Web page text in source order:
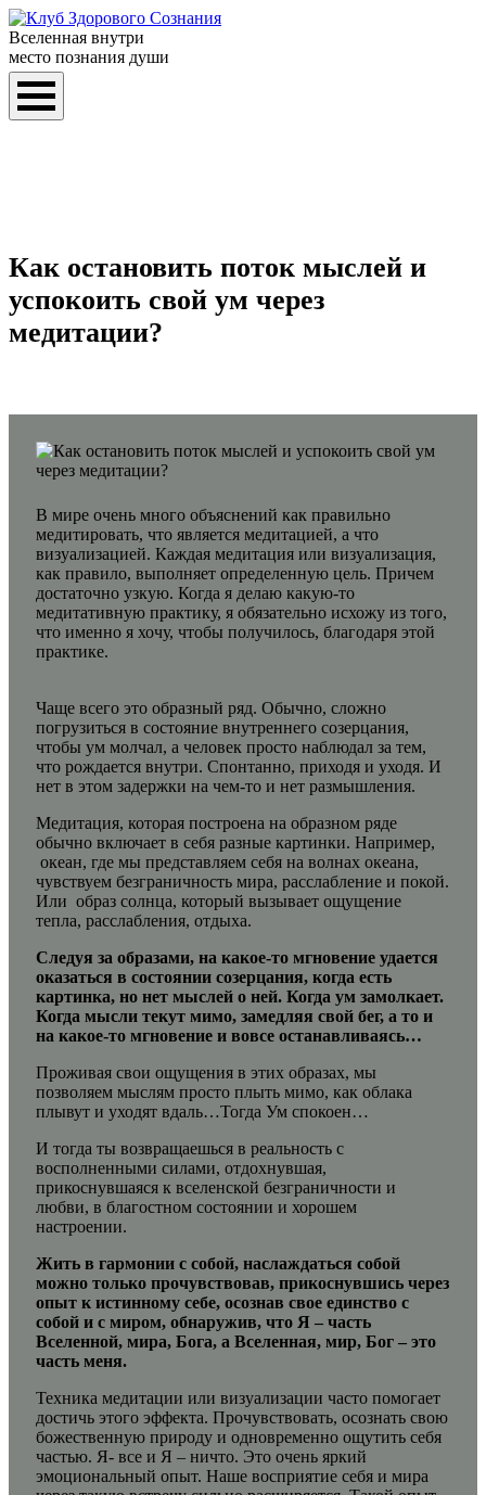
Вселенная внутри
место познания души
Как остановить поток мыслей и
успокоить свой ум через
медитации?
В мире очень много объяснений как правильно
медитировать, что является медитацией, а что
визуализацией. Каждая медитация или визуализация,
как правило, выполняет определенную цель. Причем
достаточно узкую. Когда я делаю какую-то
медитативную практику, я обязательно исхожу из того,
что именно я хочу, чтобы получилось, благодаря этой
практике.
Чаще всего это образный ряд. Обычно, сложно
погрузиться в состояние внутреннего созерцания,
чтобы ум молчал, а человек просто наблюдал за тем,
что рождается внутри. Спонтанно, приходя и уходя. И
нет в этом задержки на чем-то и нет размышления.
Медитация, которая построена на образном ряде
обычно включает в себя разные картинки. Например,
океан, где мы представляем себя на волнах океана,
чувствуем безграничность мира, расслабление и покой.
Или образ солнца, который вызывает ощущение
тепла, расслабления, отдыха.
Следуя за образами, на какое-то мгновение удается
оказаться в состоянии созерцания, когда есть
картинка, но нет мыслей о ней. Когда ум замолкает.
Когда мысли текут мимо, замедляя свой бег, а то и
на какое-то мгновение и вовсе останавливаясь…
Проживая свои ощущения в этих образах, мы
позволяем мыслям просто плыть мимо, как облака
плывут и уходят вдаль…Тогда Ум спокоен…
И тогда ты возвращаешься в реальность с
восполненными силами, отдохнувшая,
прикоснувшаяся к вселенской безграничности и
любви, в благостном состоянии и хорошем
настроении.
Жить в гармонии с собой, наслаждаться собой
можно только прочувствовав, прикоснувшись через
опыт к истинному себе, осознав свое единство с
собой и с миром, обнаружив, что Я – часть
Вселенной, мира, Бога, а Вселенная, мир, Бог – это
часть меня.
Техника медитации или визуализации часто помогает
достичь этого эффекта. Прочувствовать, осознать свою
божественную природу и одновременно ощутить себя
частью. Я- все и Я – ничто. Это очень яркий
эмоциональный опыт. Наше восприятие себя и мира